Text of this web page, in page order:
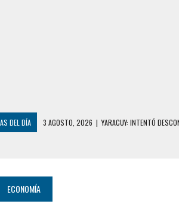
DEL DÍA 3 AGOSTO, 2026 | YARACUY: INTENTÓ
2026 | MISTERIOSA MUERTE DE MODELO EN MONAGAS:
ECONOMÍA